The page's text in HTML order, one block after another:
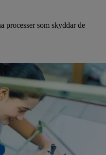
processer som skyddar de